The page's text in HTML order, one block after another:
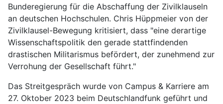
Bunderegierung für die Abschaffung der Zivilklauseln
an deutschen Hochschulen. Chris Hüppmeier von der
Zivilklausel-Bewegung kritisiert, dass "eine derartige
Wissenschaftspolitik den gerade stattfindenden
drastischen Militarismus befördert, der zunehmend zur
Verrohung der Gesellschaft führt."
Das Streitgespräch wurde von Campus & Karriere am
27. Oktober 2023 beim Deutschlandfunk geführt und